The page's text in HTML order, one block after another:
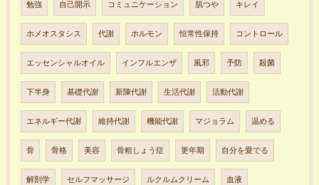
勉強 自己開示 コミュニケーション 肌つや キレイ
ホメオスタシス 代謝 ホルモン 恒常性保持 コントロール
エッセンシャルオイル インフルエンザ 風邪 予防 殺菌
下半身 基礎代謝 新陳代謝 生活代謝 活動代謝
エネルギー代謝 維持代謝 機能代謝 マジョラム 温める
骨 骨格 美容 骨粗しょう症 更年期 自分を愛でる
解剖学 セルフマッサージ ルクルムクリーム 血液